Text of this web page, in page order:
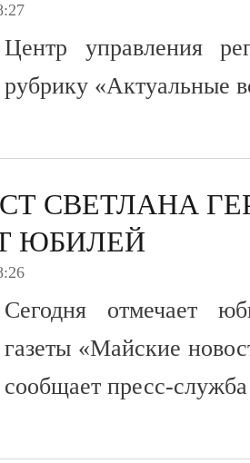
Центр управления
рубрику «Актуальные
СВЕТЛАНА
ЮБИЛЕЙ
Сегодня отмечает
газеты «Майские
сообщает пресс-